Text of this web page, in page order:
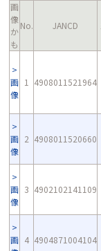
画
像
か
も
No. JANCD
画
像
1 4908011521964
画
像
2 4908011520660
画
像
3 4902102141109
画 4 4904871004104